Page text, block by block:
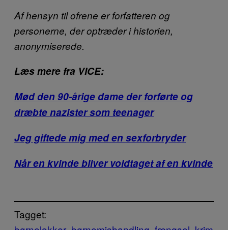
Af hensyn til ofrene er forfatteren og
personerne, der optræder i historien,
anonymiserede.
Læs mere fra VICE:
Mød den 90-årige dame der forførte og
dræbte nazister som teenager
Jeg giftede mig med en sexforbryder
Når en kvinde bliver voldtaget af en kvinde
Tagget: